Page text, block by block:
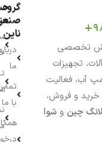
بر فروش تخصصی
تجهیزات
آب، فعالیت
خرید و فروش،
چین و شوا
گروه
ناین
ما
با ما